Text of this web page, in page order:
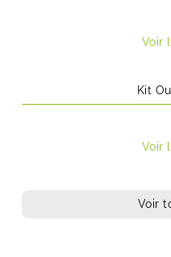
Voir
Kit
Voir
Voir